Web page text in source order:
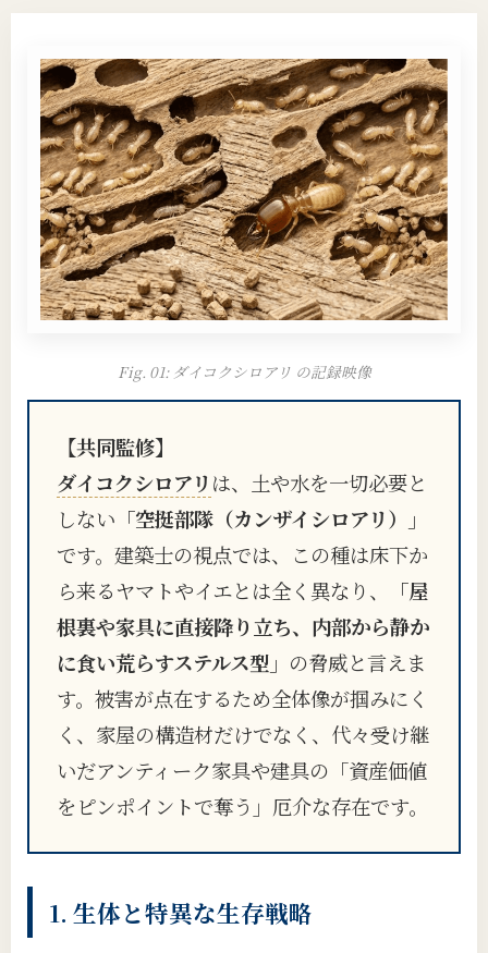
Fig. 01: ダイコクシロアリ の記録映像
【共同監修】
ダイコクシロアリは、土や水を一切必要と
しない 「空挺部隊（カンザイシロアリ）」
です。建築士の視点では、この種は床下か
ら来るヤマトやイエとは全く異なり、
「屋
根裏や家具に直接降り立ち、内部から静か
に食い荒らすステルス型」 の脅威と言えま
す。被害が点在するため全体像が掴みにく
く、家屋の構造材だけでなく、代々受け継
いだアンティーク家具や建具の「資産価値
をピンポイントで奪う」厄介な存在です。
1. 生体と特異な生存戦略